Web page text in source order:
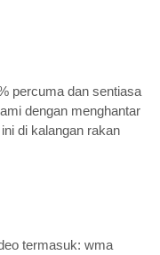
percuma dan sentiasa
dengan menghantar
di kalangan rakan
termasuk: wma